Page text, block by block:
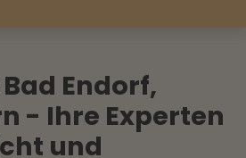
Endorf,
- Ihre Experten
und